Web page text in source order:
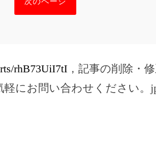
rhB73UiI7tI ，記事の削除・
にお問い合わせください。